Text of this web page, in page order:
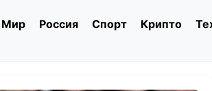
Мир Россия Спорт Крипто